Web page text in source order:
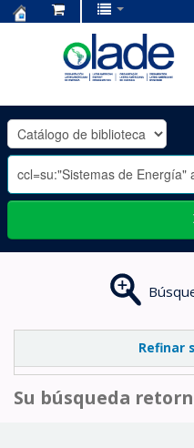
OLADE
-
Refinar
Su búsqueda